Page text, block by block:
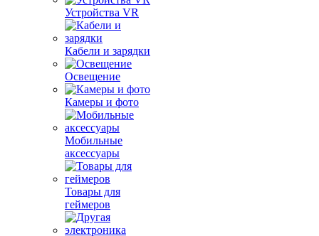
Устройства VR
Кабели и зарядки
Освещение
Камеры и фото
Мобильные
аксессуары
Товары для
геймеров